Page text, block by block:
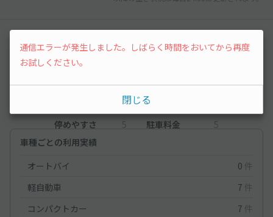
4
4 立地
停めやすさ
5 駐車料金
5
車種ごとの利用実績
オートバイ
0 件
軽自動車
7 件
コンパクトカー
7 件
通信エラーが発生しました。しばらく時間をおいてから再度
お試しください。
閉じる